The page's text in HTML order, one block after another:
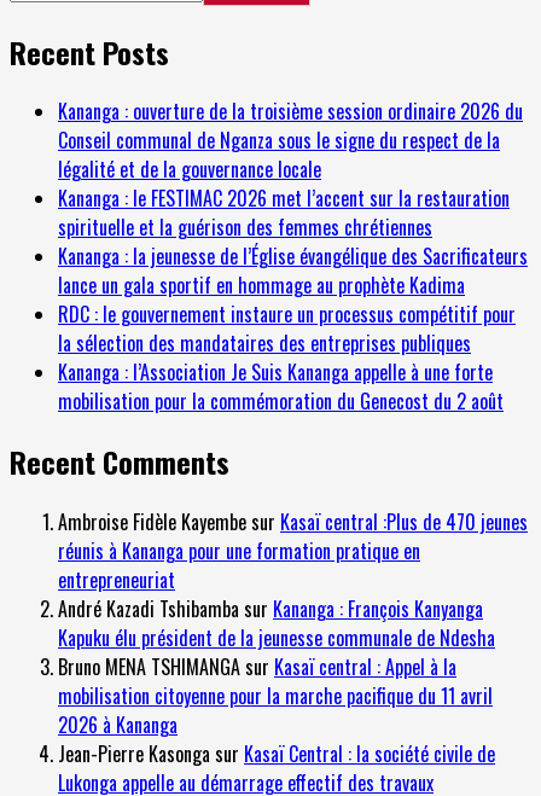
Recent Posts
Kananga : ouverture de la troisième session ordinaire 2026 du
Conseil communal de Nganza sous le signe du respect de la
légalité et de la gouvernance locale
Kananga : le FESTIMAC 2026 met l’accent sur la restauration
spirituelle et la guérison des femmes chrétiennes
Kananga : la jeunesse de l’Église évangélique des Sacrificateurs
lance un gala sportif en hommage au prophète Kadima
RDC : le gouvernement instaure un processus compétitif pour
la sélection des mandataires des entreprises publiques
Kananga : l’Association Je Suis Kananga appelle à une forte
mobilisation pour la commémoration du Genecost du 2 août
Recent Comments
Ambroise Fidèle Kayembesur Kasaï central :Plus de 470 jeunes
réunis à Kananga pour une formation pratique en
entrepreneuriat
André Kazadi Tshibamba sur Kananga : François Kanyanga
Kapuku élu président de la jeunesse communale de Ndesha
Bruno MENA TSHIMANGAsur Kasaï central : Appel à la
mobilisation citoyenne pour la marche pacifique du 11 avril
2026 à Kananga
Jean-Pierre Kasonga sur Kasaï Central : la société civile de
Lukonga appelle au démarrage effectif des travaux